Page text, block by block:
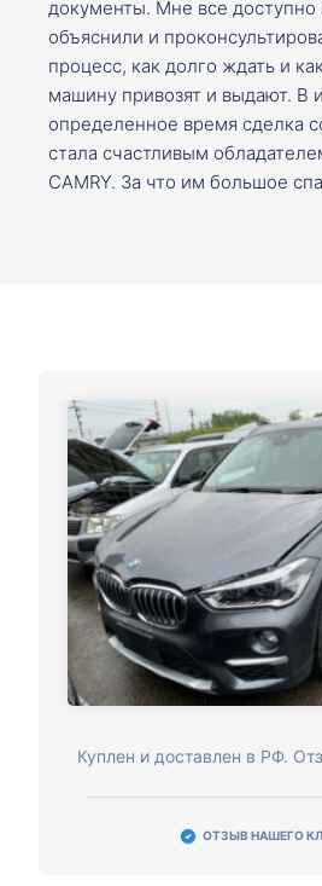
документы. Мне все доступно
объяснили и
процесс, как долго ждать и
машину привозят и выдают. В
определенное время сделка
стала счастливым
CAMRY. За что им большое
Куплен и доставлен в РФ.
ОТЗЫВ НАШЕГО